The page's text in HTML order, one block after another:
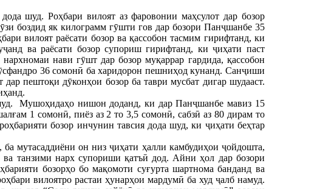
шуд. Роҳбари вилоят аз фаровонии маҳсулот дар бозор
боздид як килограмм гӯшти гов дар бозори Панҷшанбе 35
вилоят раёсати бозор ва қассобон тасмим гирифтанд, ки
ва раёсати бозор супориш гирифтанд, ки ҷиҳати паст
нави гӯшт дар бозор муқаррар гардида, қассобон
36 сомонӣ ба харидорон пешниҳод кунанд. Санҷиши
пештоқи дӯконҳои бозор ба таври мусбат дигар шудааст.
Мушоҳидаҳо нишон доданд, ки дар Панҷшанбе мавиз 15
1 сомонӣ, пиёз аз 2 то 3,5 сомонӣ, сабзӣ аз 80 дирам то
бозор инчунин тавсия дода шуд, ки ҷиҳати беҳтар
мутасаддиёни он низ ҷиҳати ҳалли камбудиҳои ҷойдошта,
танзими нарх супориши қатъӣ дод. Айни ҳол дар бозори
бозорҳо бо мақомоти суғурта шартнома банданд ва
вилоятро растаи ҳунарҳои мардумӣ ба худ ҷалб намуд.